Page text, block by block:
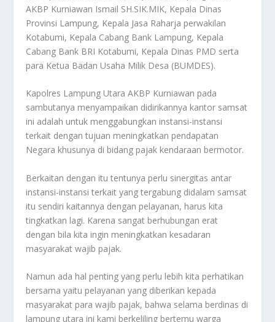
AKBP Kurniawan Ismail SH.SIK.MIK, Kepala Dinas
Provinsi Lampung, Kepala Jasa Raharja perwakilan
Kotabumi, Kepala Cabang Bank Lampung, Kepala
Cabang Bank BRI Kotabumi, Kepala Dinas PMD serta
para Ketua Badan Usaha Milik Desa (BUMDES).
Kapolres Lampung Utara AKBP Kurniawan pada
sambutanya menyampaikan didirikannya kantor samsat
ini adalah untuk menggabungkan instansi-instansi
terkait dengan tujuan meningkatkan pendapatan
Negara khusunya di bidang pajak kendaraan bermotor.
Berkaitan dengan itu tentunya perlu sinergitas antar
instansi-instansi terkait yang tergabung didalam samsat
itu sendiri kaitannya dengan pelayanan, harus kita
tingkatkan lagi. Karena sangat berhubungan erat
dengan bila kita ingin meningkatkan kesadaran
masyarakat wajib pajak.
Namun ada hal penting yang perlu lebih kita perhatikan
bersama yaitu pelayanan yang diberikan kepada
masyarakat para wajib pajak, bahwa selama berdinas di
lampung utara ini kami berkeliling bertemu warga